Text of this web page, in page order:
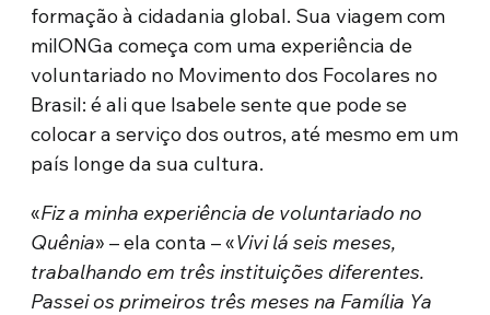
formação à cidadania global. Sua viagem com
milONGa começa com uma experiência de
voluntariado no Movimento dos Focolares no
Brasil: é ali que Isabele sente que pode se
colocar a serviço dos outros, até mesmo em um
país longe da sua cultura.
«Fiz a minha experiência de voluntariado no
Quênia» – ela conta – «Vivi lá seis meses,
trabalhando em três instituições diferentes.
Passei os primeiros três meses na Família Ya